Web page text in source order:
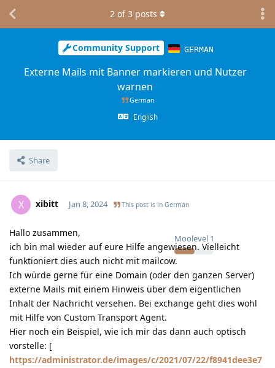
Community Support GERMAN
Externe Mails mit Banner markieren und Nutzer
warnen
German
English
Share
2 of3 posts
X xibitt
Moolevel 1
Jan 8, 2024 This post is in German
Hallo zusammen,
ich bin mal wieder auf eure Hilfe angewiesen. Vielleicht
funktioniert dies auch nicht mit mailcow.
Ich würde gerne für eine Domain (oder den ganzen Server)
externe Mails mit einem Hinweis über dem eigentlichen
Inhalt der Nachricht versehen. Bei exchange geht dies wohl
mit Hilfe von Custom Transport Agent.
Hier noch ein Beispiel, wie ich mir das dann auch optisch
vorstelle: [
https://administrator.de/images/c/2021/07/22/f8941dee3e7